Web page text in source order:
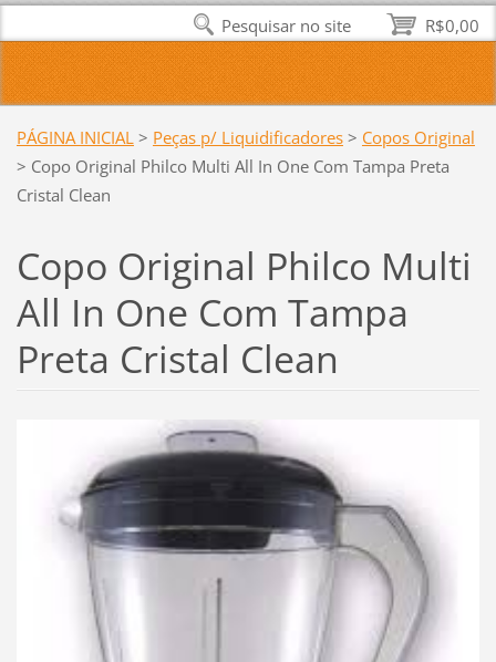
PÁGINA INICIAL > Peças p/ Liquidificadores > Copos Original
> Copo Original Philco Multi All In One Com Tampa Preta
Cristal Clean
Copo Original Philco Multi
All In One Com Tampa
Preta Cristal Clean
R$0,00
Pesquisar no site